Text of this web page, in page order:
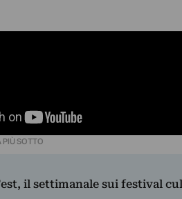
SOTTO
il settimanale sui festival